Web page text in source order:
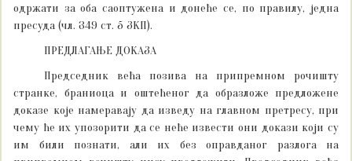
одржати за оба саоптужена и донеће се, по правилу, једна
пресуда (чл. 349 ст. 5 ЗКП).
ПРЕДЛАГАЊЕ ДОКАЗА
Председник већа позива на припремном рочишту
странке, браниоца и оштећеног да образложе предложене
доказе које намеравају да изведу на главном претресу, при
чему ће их упозорити да се неће извести они докази који су
им били познати, али их без оправданог разлога на